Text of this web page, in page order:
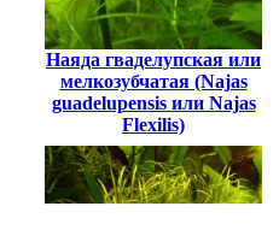
Наяда гваделупская или
мелкозубчатая (Najas
guadelupensis или Najas
Flexilis)